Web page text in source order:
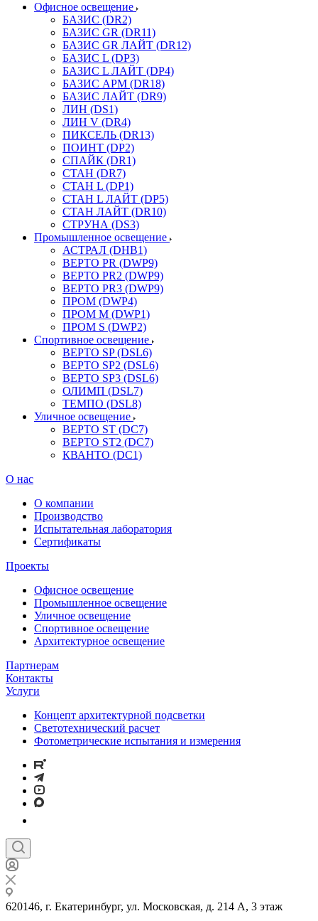
Офисное освещение
БАЗИС (DR2)
БАЗИС GR (DR11)
БАЗИС GR ЛАЙТ (DR12)
БАЗИС L (DP3)
БАЗИС L ЛАЙТ (DP4)
БАЗИС АРМ (DR18)
БАЗИС ЛАЙТ (DR9)
ЛИН (DS1)
ЛИН V (DR4)
ПИКСЕЛЬ (DR13)
ПОИНТ (DP2)
СПАЙК (DR1)
СТАН (DR7)
СТАН L (DP1)
СТАН L ЛАЙТ (DP5)
СТАН ЛАЙТ (DR10)
СТРУНА (DS3)
Промышленное освещение
АСТРАЛ (DHB1)
ВЕРТО PR (DWP9)
ВЕРТО PR2 (DWP9)
ВЕРТО PR3 (DWP9)
ПРОМ (DWP4)
ПРОМ M (DWP1)
ПРОМ S (DWP2)
Спортивное освещение
ВЕРТО SP (DSL6)
ВЕРТО SP2 (DSL6)
ВЕРТО SP3 (DSL6)
ОЛИМП (DSL7)
ТЕМПО (DSL8)
Уличное освещение
ВЕРТО ST (DC7)
ВЕРТО ST2 (DC7)
КВАНТО (DC1)
О нас
О компании
Производство
Испытательная лаборатория
Сертификаты
Проекты
Офисное освещение
Промышленное освещение
Уличное освещение
Спортивное освещение
Архитектурное освещение
Партнерам
Контакты
Услуги
Концепт архитектурной подсветки
Светотехнический расчет
Фотометрические испытания и измерения
620146, г. Екатеринбург, ул. Московская, д. 214 А, 3 этаж